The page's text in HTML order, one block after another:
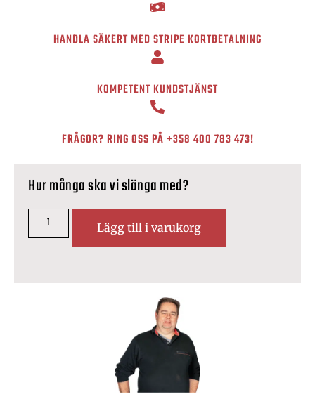
HANDLA SÄKERT MED STRIPE KORTBETALNING
KOMPETENT KUNDSTJÄNST
FRÅGOR? RING OSS PÅ+358 400 783 473!
Hur många ska vi slänga med?
Lägg till i varukorg